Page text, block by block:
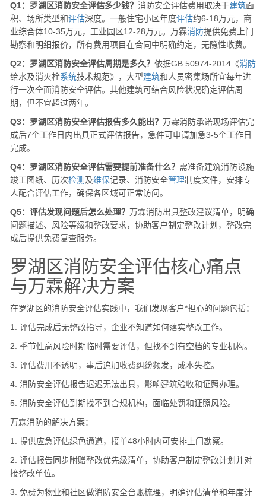
Q1：罗湖区消防安全评估多少钱？ 消防安全评估费用取决于建筑面
积、场所类型和评估深度。一般住宅小区年度评估约6-18万元，商
业综合体10-35万元，工业园区12-28万元。万霖消防提供免费上门
勘察和明细报价，所有费用项目在合同中明确约定，无隐性收费。
Q2：罗湖区消防安全评估周期是多久？ 依据GB 50974-2014《消防
给水及消火栓系统技术规范》，大型建筑和人员密集场所宜每年进
行一次全面消防安全评估。其他建筑可结合风险状况确定评估周
期，但不宜超过两年。
Q3：罗湖区消防安全评估报告多久能出？ 万霖消防承诺现场评估完
成后7个工作日内出具正式评估报告，急件可申请加急3-5个工作日
完成。
Q4：罗湖区消防安全评估需要提前准备什么？ 需准备建筑消防设施
竣工图纸、历次检测 及维保记录、消防安全管理制度文件，安排专
人配合评估工作，确保各区域可正常访问。
Q5：评估发现问题后怎么处理？ 万霖消防出具整改建议清单，明确
问题描述、风险等级和整改要求，协助客户制定整改计划，整改完
成后提供免费复查服务。
罗湖区消防安全评估核心痛点
与万霖解决方案
在罗湖区的消防安全评估实践中，我们发现客户*担心的问题包括：
1. 评估完成后无整改指导，企业不知道如何落实整改工作。
2. 季节性高风险时期临时需要评估，但找不到有空档的专业机构。
3. 评估费用不透明，事后追加收费纠纷频发，成本失控。
4. 消防安全评估报告迟迟无法出具，影响建筑验收和证照办理。
5. 消防安全评估到期找不到合规机构，面临处罚和证照风险。
万霖消防的解决方案：
1. 提供应急评估绿色通道，接单48小时内可安排上门勘察。
2. 评估报告同步附赠整改优先级清单，协助客户制定整改计划并对
接整改单位。
3. 免费为物业和社区做消防安全台账梳理，明确评估清单和年度计